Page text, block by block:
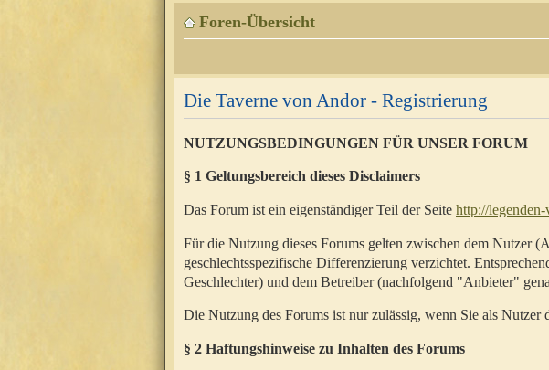
Foren-Übersicht
Die Taverne von Andor - Registrierung
NUTZUNGSBEDINGUNGEN FÜR UNSER FORUM
§ 1 Geltungsbereich dieses Disclaimers
Das Forum ist ein eigenständiger Teil der Seite http://
Für die Nutzung dieses Forums gelten zwischen dem Nutzer
geschlechtsspezifische Differenzierung verzichtet.
Geschlechter) und dem Betreiber (nachfolgend "Anbieter"
Die Nutzung des Forums ist nur zulässig, wenn Sie als Nutzer
§ 2 Haftungshinweise zu Inhalten des Forums